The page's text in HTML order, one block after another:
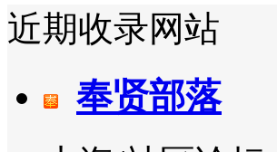
近期收录网站
奉贤部落